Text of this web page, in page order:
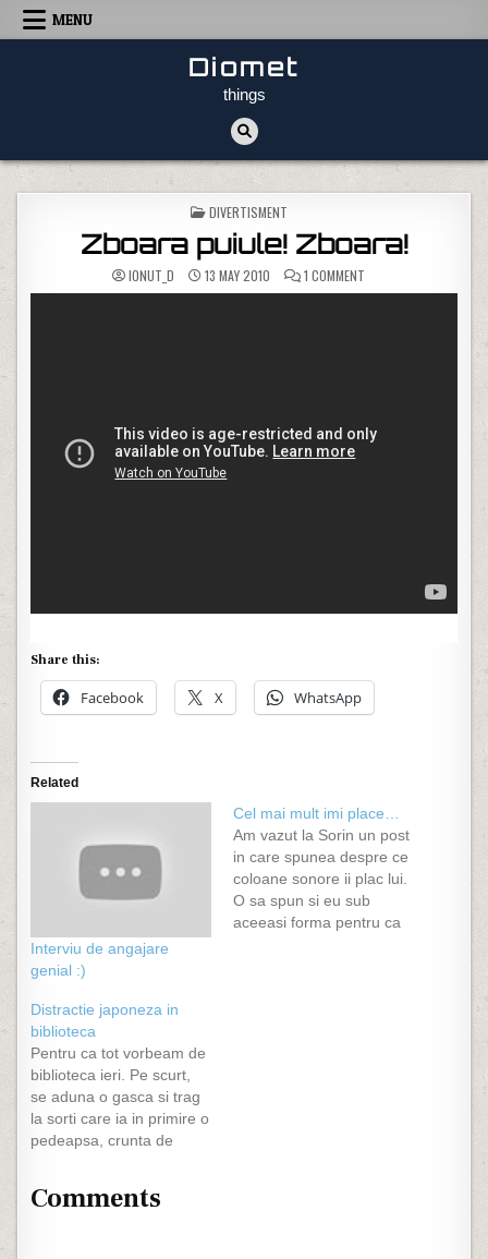
Skip to content
MENU
Diomet
things
POSTED IN
DIVERTISMENT
Zboara puiule! Zboara!
IONUT_D 13 MAY 2010 1 COMMENT
Share this:
Facebook X WhatsApp
Related
Interviu de angajare
genial :)
Cel mai mult imi place…
Am vazut la Sorin un post
in care spunea despre ce
coloane sonore ii plac lui.
O sa spun si eu sub
aceeasi forma pentru ca
Distractie japoneza in
biblioteca
Pentru ca tot vorbeam de
biblioteca ieri. Pe scurt,
se aduna o gasca si trag
la sorti care ia in primire o
pedeapsa, crunta de
:)
Comments